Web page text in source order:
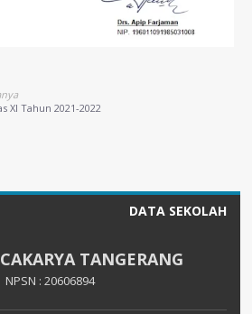
XI Tahun 2021-2022
DATA SEKOLAH
TANGERANG
NPSN : 20606894